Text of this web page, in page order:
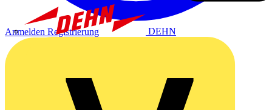
DEHN
Anmelden Registrierung